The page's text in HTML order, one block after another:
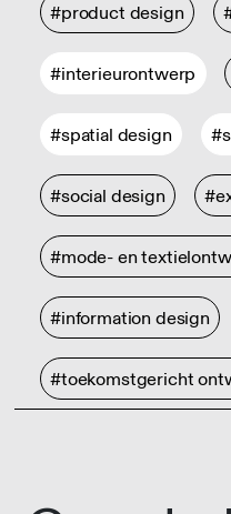
#product design
#interieurontwerp
#spatial design
#social design
#mode- en
#information design
#toekomstgericht